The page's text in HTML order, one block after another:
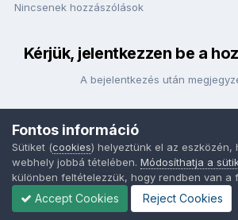
Nincsenek hozzászólások
Kérjük, jelentkezzen be a
A bejelentkezés után
Fontos információ
Sütiket (cookies) helyeztünk el az eszközén,
webhely jobbá tételében. Módosíthatja a
különben feltételezzük, hogy rendben van a
Accept Cookies Reject Cookies